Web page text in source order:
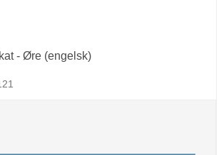
- Øre (engelsk)